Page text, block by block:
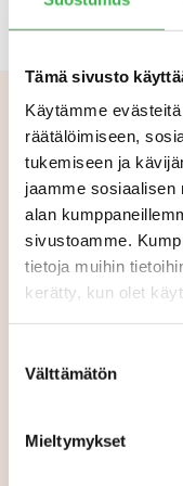
Tämä sivusto
Käytämme
räätälöimiseen,
tukemiseen ja
jaamme sosiaalisen
alan
sivustoamme.
tietoja muihin
kerätty, kun olet
valinta
Välttämätön
Mieltymykset